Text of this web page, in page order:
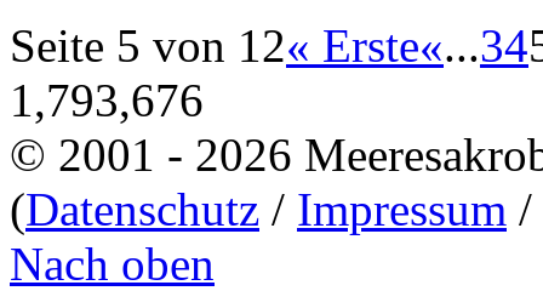
Seite 5 von 12« Erste«...34
1,793,676
© 2001 - 2026
(Datenschutz / Impressum /
Nach oben